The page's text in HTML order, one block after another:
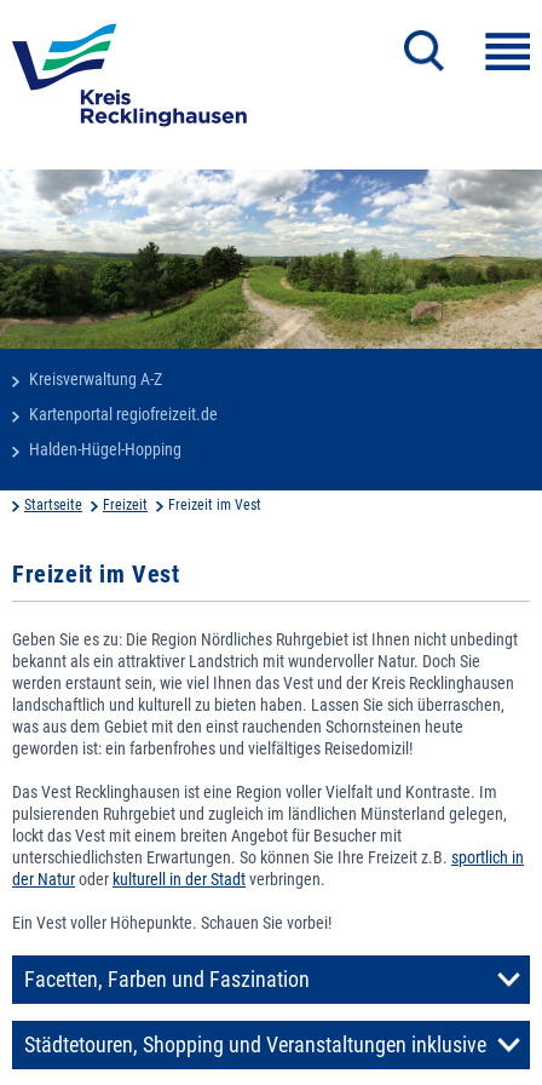
Kreisverwaltung A-Z
Kartenportal regiofreizeit.de
Halden-Hügel-Hopping
Startseite Freizeit Freizeit im Vest
Freizeit im Vest
Geben Sie es zu: Die Region Nördliches Ruhrgebiet ist Ihnen nicht unbedingt
bekannt als ein attraktiver Landstrich mit wundervoller Natur. Doch Sie
werden erstaunt sein, wie viel Ihnen das Vest und der Kreis Recklinghausen
landschaftlich und kulturell zu bieten haben. Lassen Sie sich überraschen,
was aus dem Gebiet mit den einst rauchenden Schornsteinen heute
geworden ist: ein farbenfrohes und vielfältiges Reisedomizil!
Das Vest Recklinghausen ist eine Region voller Vielfalt und Kontraste. Im
pulsierenden Ruhrgebiet und zugleich im ländlichen Münsterland gelegen,
lockt das Vest mit einem breiten Angebot für Besucher mit
unterschiedlichsten Erwartungen. So können Sie Ihre Freizeit z.B. sportlich in
der Naturoderkulturell in der Stadtverbringen.
Ein Vest voller Höhepunkte. Schauen Sie vorbei!
Facetten, Farben und Faszination
Städtetouren, Shopping und Veranstaltungen inklusive